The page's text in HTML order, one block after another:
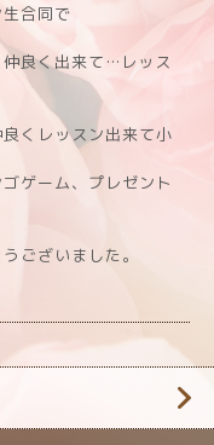
合同で
良く出来て…レッス
くレッスン出来て小
ゲーム、プレゼント
ございました。